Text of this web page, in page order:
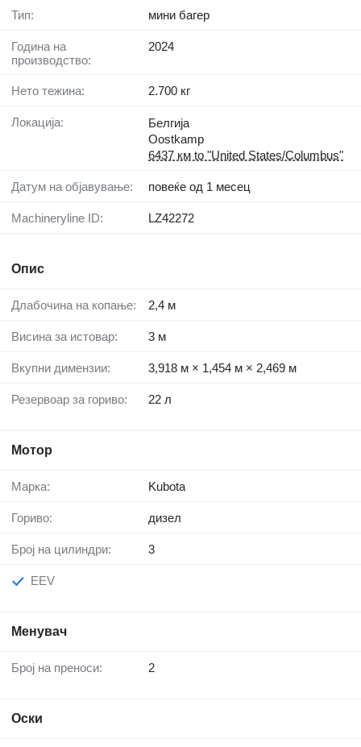
Тип: мини багер
Година на
производство:
2024
Нето тежина: 2.700 кг
Локација:
Белгија
Oostkamp
6437 км to "United States/Columbus"
Датум на објавување: повеќе од 1 месец
Machineryline ID: LZ42272
Опис
Длабочина на копање: 2,4 м
Висина за истовар: 3 м
Вкупни димензии: 3,918 м × 1,454 м × 2,469 м
Резервоар за гориво: 22 л
Мотор
Марка: Kubota
Гориво: дизел
Број на цилиндри: 3
EEV
Менувач
Број на преноси: 2
Оски